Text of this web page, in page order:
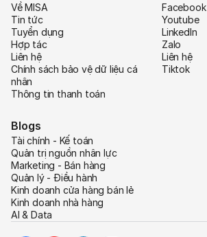
Về MISA
Tin tức
Tuyển dụng
Hợp tác
Liên hệ
Chính sách bảo vệ dữ liệu cá
nhân
Thông tin thanh toán
Facebook
Youtube
LinkedIn
Zalo
Liên hệ
Tiktok
Blogs
Tài chính - Kế toán
Quản trị nguồn nhân lực
Marketing - Bán hàng
Quản lý - Điều hành
Kinh doanh cửa hàng bán lẻ
Kinh doanh nhà hàng
AI & Data